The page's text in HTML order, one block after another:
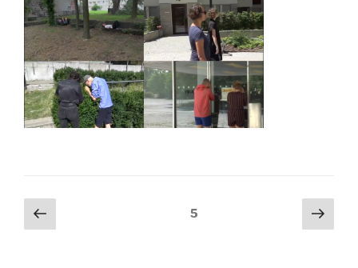
Seitennummerierung
der
Vorherige
Seite
Seite5